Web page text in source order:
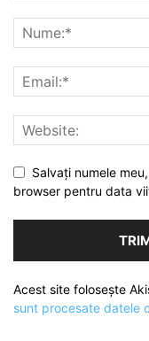
Salvați numele
browser pentru data
Acest site folosește
sunt procesate datele